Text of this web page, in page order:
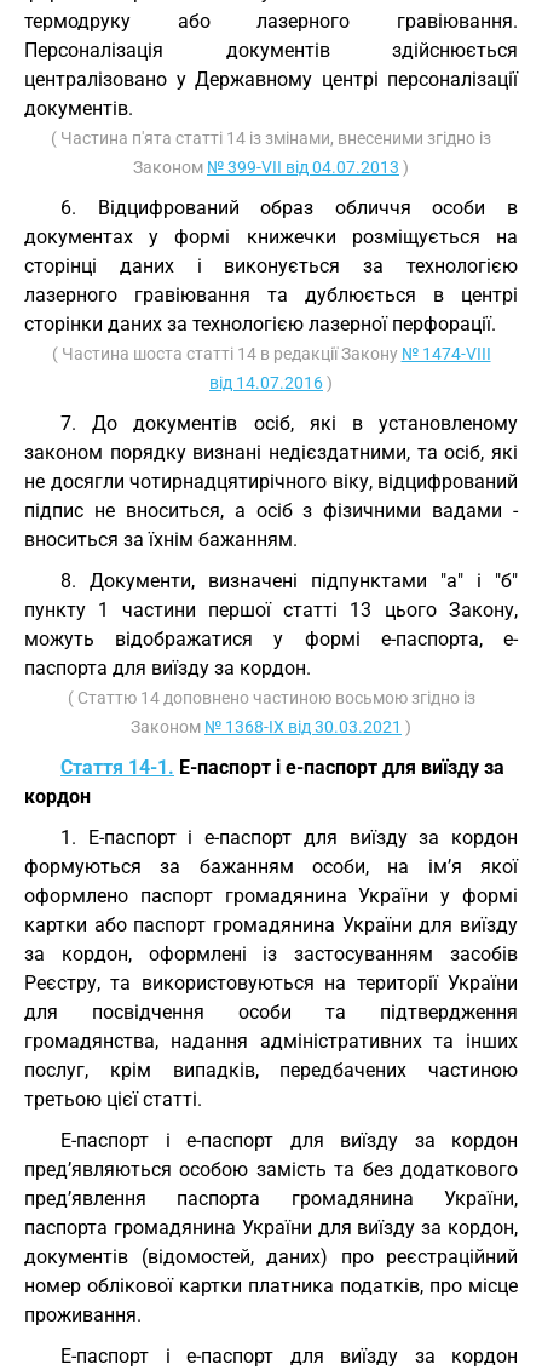
термодруку або лазерного гравіювання.
Персоналізація документів здійснюється
централізовано у Державному центрі персоналізації
документів.
( Частина п'ята статті 14 із змінами, внесеними згідно із
Законом № 399-VII від 04.07.2013 )
6. Відцифрований образ обличчя особи в
документах у формі книжечки розміщується на
сторінці даних і виконується за технологією
лазерного гравіювання та дублюється в центрі
сторінки даних за технологією лазерної перфорації.
( Частина шоста статті 14 в редакції Закону № 1474-VIII
від 14.07.2016)
7. До документів осіб, які в установленому
законом порядку визнані недієздатними, та осіб, які
не досягли чотирнадцятирічного віку, відцифрований
підпис не вноситься, а осіб з фізичними вадами -
вноситься за їхнім бажанням.
8. Документи, визначені підпунктами "а" і "б"
пункту 1 частини першої статті 13 цього Закону,
можуть відображатися у формі е-паспорта, е-
паспорта для виїзду за кордон.
( Статтю 14 доповнено частиною восьмою згідно із
Законом № 1368-IX від 30.03.2021 )
Стаття 14-1. Е-паспорт і е-паспорт для виїзду за
кордон
1. Е-паспорт і е-паспорт для виїзду за кордон
формуються за бажанням особи, на ім’я якої
оформлено паспорт громадянина України у формі
картки або паспорт громадянина України для виїзду
за кордон, оформлені із застосуванням засобів
Реєстру, та використовуються на території України
для посвідчення особи та підтвердження
громадянства, надання адміністративних та інших
послуг, крім випадків, передбачених частиною
третьою цієї статті.
Е-паспорт і е-паспорт для виїзду за кордон
пред’являються особою замість та без додаткового
пред’явлення паспорта громадянина України,
паспорта громадянина України для виїзду за кордон,
документів (відомостей, даних) про реєстраційний
номер облікової картки платника податків, про місце
проживання.
Е-паспорт і е-паспорт для виїзду за кордон